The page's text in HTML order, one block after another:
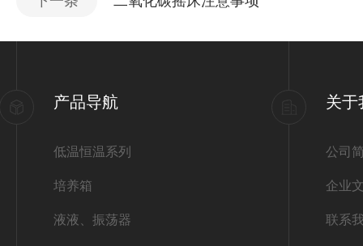
产品导航
低温恒温系列
培养箱
液液、振荡器
关于
公司
企业
联系